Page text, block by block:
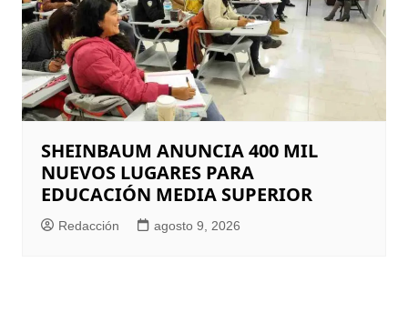
SHEINBAUM ANUNCIA 400 MIL
NUEVOS LUGARES PARA
EDUCACIÓN MEDIA SUPERIOR
Redacción agosto 9, 2026